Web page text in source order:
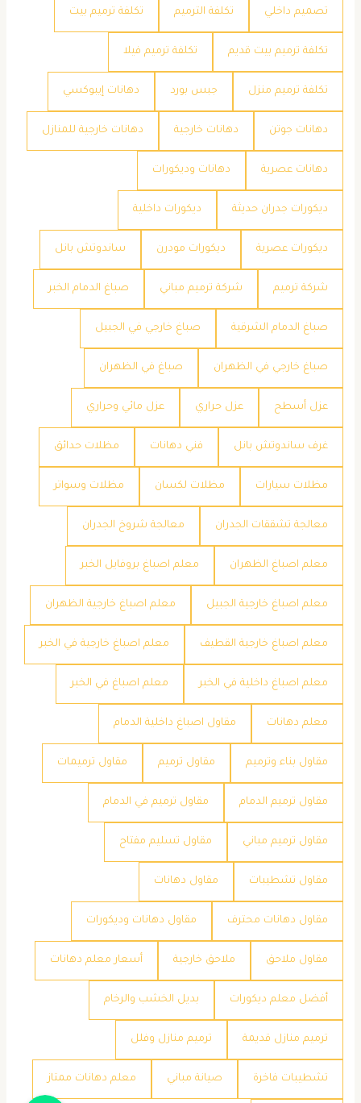
تصميم داخلي تكلفة الترميم تكلفة ترميم بيت
تكلفة ترميم بيت قديم تكلفة ترميم فيلا
تكلفة ترميم منزل جبس بورد دهانات إيبوكسي
دهانات جوتن دهانات خارجية دهانات خارجية للمنازل
دهانات عصرية دهانات وديكورات
ديكورات جدران حديثة ديكورات داخلية
ديكورات عصرية ديكورات مودرن ساندوتش بانل
شركة ترميم شركة ترميم مباني صباغ الدمام الخبر
صباغ الدمام الشرقية صباغ خارجي في الجبيل
صباغ خارجي في الظهران صباغ في الظهران
عزل أسطح عزل حراري عزل مائي وحراري
غرف ساندوتش بانل فني دهانات مظلات حدائق
مظلات سيارات مظلات لكسان مظلات وسواتر
معالجة تشققات الجدران معالجة شروخ الجدران
معلم اصباغ الظهران معلم اصباغ بروفايل الخبر
معلم اصباغ خارجية الجبيل معلم اصباغ خارجية الظهران
معلم اصباغ خارجية القطيف معلم اصباغ خارجية في الخبر
معلم اصباغ داخلية في الخبر معلم اصباغ في الخبر
معلم دهانات مقاول اصباغ داخلية الدمام
مقاول بناء وترميم مقاول ترميم مقاول ترميمات
مقاول ترميم الدمام مقاول ترميم في الدمام
مقاول ترميم مباني مقاول تسليم مفتاح
مقاول تشطيبات مقاول دهانات
مقاول دهانات محترف مقاول دهانات وديكورات
مقاول ملاحق ملاحق خارجية ​أسعار معلم دهانات
​أفضل معلم ديكورات ​بديل الخشب والرخام
​ترميم منازل قديمة ​ترميم منازل وفلل
​تشطيبات فاخرة ​صيانة مباني
​معلم دهانات ممتاز
جوال